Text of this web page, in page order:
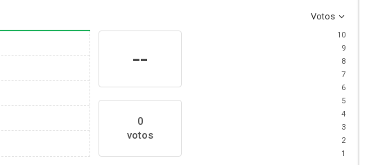
Votos
--
0
votos
10
9
8
7
6
5
4
3
2
1